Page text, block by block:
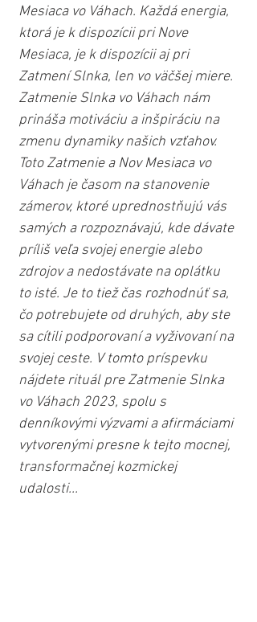
Mesiaca vo Váhach. Každá energia,
ktorá je k dispozícii pri Nove
Mesiaca, je k dispozícii aj pri
Zatmení Slnka, len vo väčšej miere.
Zatmenie Slnka vo Váhach nám
prináša motiváciu a inšpiráciu na
zmenu dynamiky našich vzťahov.
Toto Zatmenie a Nov Mesiaca vo
Váhach je časom na stanovenie
zámerov, ktoré uprednostňujú vás
samých a rozpoznávajú, kde dávate
príliš veľa svojej energie alebo
zdrojov a nedostávate na oplátku
to isté. Je to tiež čas rozhodnúť sa,
čo potrebujete od druhých, aby ste
sa cítili podporovaní a vyživovaní na
svojej ceste. V tomto príspevku
nájdete rituál pre Zatmenie Slnka
vo Váhach 2023, spolu s
denníkovými výzvami a afirmáciami
vytvorenými presne k tejto mocnej,
transformačnej kozmickej
udalosti...